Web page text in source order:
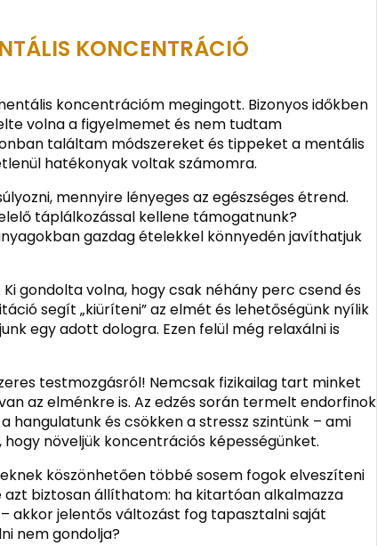
KONCENTRÁCIÓ
koncentrációm megingott. Bizonyos időkben
volna a figyelmemet és nem tudtam
találtam módszereket és tippeket a mentális
hatékonyak voltak számomra.
mennyire lényeges az egészséges étrend.
táplálkozással kellene támogatnunk?
gazdag ételekkel könnyedén javíthatjuk
gondolta volna, hogy csak néhány perc csend és
segít „kiüríteni” az elmét és lehetőségünk nyílik
egy adott dologra. Ezen felül még relaxálni is
testmozgásról! Nemcsak fizikailag tart minket
az elménkre is. Az edzés során termelt endorfinok
hangulatunk és csökken a stressz szintünk – ami
növeljük koncentrációs képességünket.
köszönhetően többé sosem fogok elveszíteni
biztosan állíthatom: ha kitartóan alkalmazza
akkor jelentős változást fog tapasztalni saját
nem gondolja?